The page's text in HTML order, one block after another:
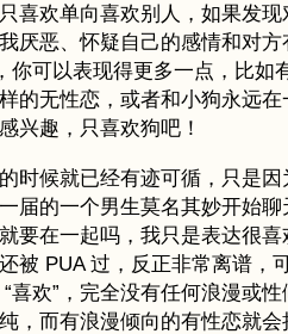
喜欢单向喜欢别人，如果发
厌恶、怀疑自己的感情和对
你可以表现得更多一点，比
的无性恋，或者和小狗永远在
兴趣，只喜欢狗吧！
时候就已经有迹可循，只是
届的一个男生莫名其妙开始
要在一起吗，我只是表达很
被 PUA 过，反正非常离谱
喜欢”，完全没有任何浪漫或
，而有浪漫倾向的有性恋就会